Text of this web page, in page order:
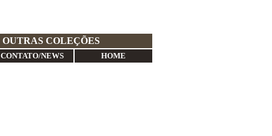
OUTRAS COLEÇÕES
CONTATO/NEWS HOME